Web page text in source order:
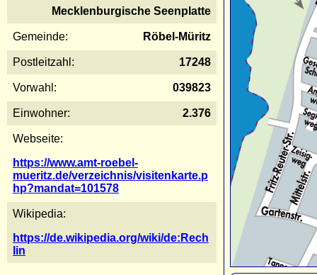
Mecklenburgische Seenplatte
Gemeinde: Röbel-Müritz
Postleitzahl: 17248
Vorwahl: 039823
Einwohner: 2.376
Webseite:
https://www.amt-roebel-
mueritz.de/verzeichnis/visitenkarte.p
hp?mandat=101578
Wikipedia:
https://de.wikipedia.org/wiki/de:Rech
lin